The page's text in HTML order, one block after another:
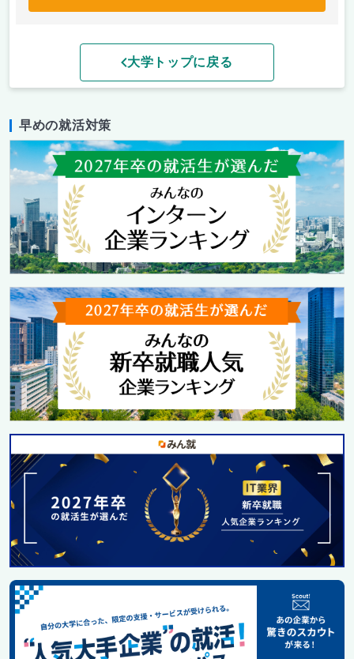
大学トップに戻る
早めの就活対策